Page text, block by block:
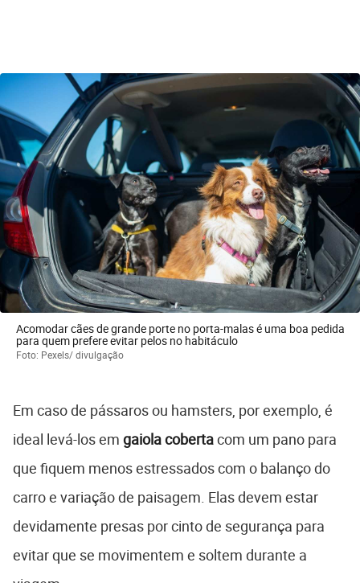
Acomodar cães de grande porte no porta-malas é uma boa pedida
para quem prefere evitar pelos no habitáculo
Foto: Pexels/ divulgação
Em caso de pássaros ou hamsters, por exemplo, é
ideal levá-los em gaiola cobertacom um pano para
que fiquem menos estressados com o balanço do
carro e variação de paisagem. Elas devem estar
devidamente presas por cinto de segurança para
evitar que se movimentem e soltem durante a